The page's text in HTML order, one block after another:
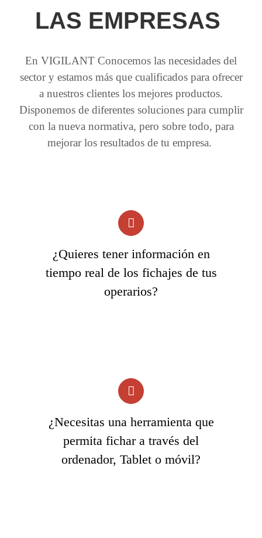
LAS EMPRESAS
En VIGILANT Conocemos las necesidades del
sector y estamos más que cualificados para ofrecer
a nuestros clientes los mejores productos.
Disponemos de diferentes soluciones para cumplir
con la nueva normativa, pero sobre todo, para
mejorar los resultados de tu empresa.
¿Quieres tener información en
tiempo real de los fichajes de tus
operarios?
¿Necesitas una herramienta que
permita fichar a través del
ordenador, Tablet o móvil?